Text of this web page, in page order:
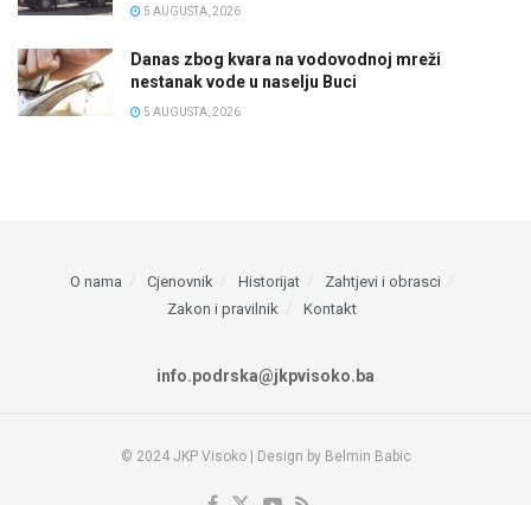
5 AUGUSTA, 2026
Danas zbog kvara na vodovodnoj mreži
nestanak vode u naselju Buci
5 AUGUSTA, 2026
O nama Cjenovnik Historijat
Zahtjevi i obrasci
Zakon i pravilnik
Kontakt
info.podrska@jkpvisoko.ba
© 2024 JKP Visoko | Design by Belmin Babic